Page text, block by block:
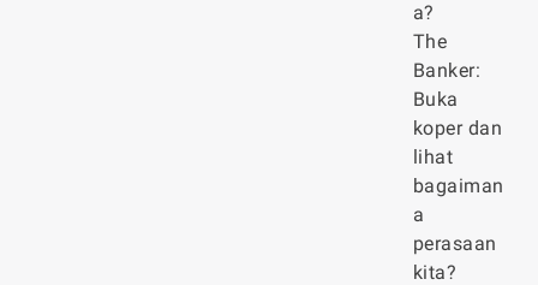
a?
The
Banker:
Buka
koper dan
lihat
bagaiman
a
perasaan
kita?